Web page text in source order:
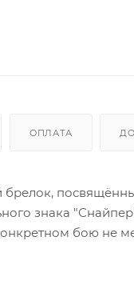
ОПЛАТА
знака
бою не